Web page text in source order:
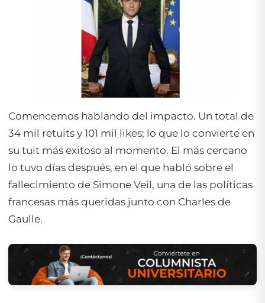
Comencemos hablando del impacto. Un total de
34 mil retuits y 101 mil likes; lo que lo convierte en
su tuit más exitoso al momento. El más cercano
lo tuvo días después, en el que habló sobre el
fallecimiento de Simone Veil, una de las políticas
francesas más queridas junto con Charles de
Gaulle.